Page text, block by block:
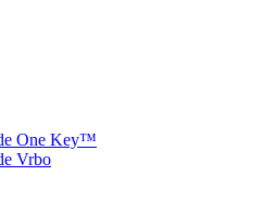
One Key™
Vrbo